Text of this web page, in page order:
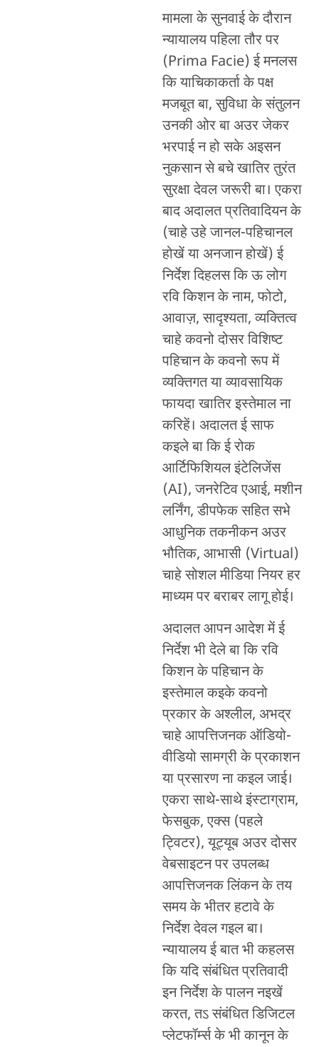
मामला के सुनवाई के दौरान
न्यायालय पहिला तौर पर
(Prima Facie) ई मनलस
कि याचिकाकर्ता के पक्ष
मजबूत बा, सुविधा के संतुलन
उनकी ओर बा अउर जेकर
भरपाई न हो सके अइसन
नुकसान से बचे खातिर तुरंत
सुरक्षा देवल जरूरी बा। एकरा
बाद अदालत प्रतिवादियन के
(चाहे उहे जानल-पहिचानल
होखें या अनजान होखें) ई
निर्देश दिहलस कि ऊ लोग
रवि किशन के नाम, फोटो,
आवाज़, सादृश्यता, व्यक्तित्व
चाहे कवनो दोसर विशिष्ट
पहिचान के कवनो रूप में
व्यक्तिगत या व्यावसायिक
फायदा खातिर इस्तेमाल ना
करिहें। अदालत ई साफ
कइले बा कि ई रोक
आर्टिफिशियल इंटेलिजेंस
(AI), जनरेटिव एआई, मशीन
लर्निंग, डीपफेक सहित सभे
आधुनिक तकनीकन अउर
भौतिक, आभासी (Virtual)
चाहे सोशल मीडिया नियर हर
माध्यम पर बराबर लागू होई।
अदालत आपन आदेश में ई
निर्देश भी देले बा कि रवि
किशन के पहिचान के
इस्तेमाल कइके कवनो
प्रकार के अश्लील, अभद्र
चाहे आपत्तिजनक ऑडियो-
वीडियो सामग्री के प्रकाशन
या प्रसारण ना कइल जाई।
एकरा साथे-साथे इंस्टाग्राम,
फेसबुक, एक्स (पहले
ट्विटर), यूट्यूब अउर दोसर
वेबसाइटन पर उपलब्ध
आपत्तिजनक लिंकन के तय
समय के भीतर हटावे के
निर्देश देवल गइल बा।
न्यायालय ई बात भी कहलस
कि यदि संबंधित प्रतिवादी
इन निर्देश के पालन नइखें
करत, तऽ संबंधित डिजिटल
प्लेटफॉर्म्स के भी कानून के